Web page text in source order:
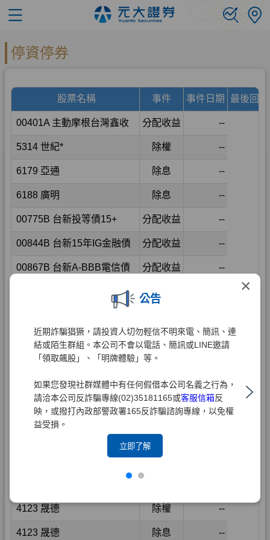
×
公告
近期詐騙猖獗，請投資人切勿輕信不明來電、簡訊、連
結或陌生群組。本公司不會以電話、簡訊或LINE邀請
「領取飆股」、「明牌體驗」等。
如果您發現社群媒體中有任何假借本公司名義之行為，
請洽本公司反詐騙專線(02)35181165或客服信箱反
映，或撥打內政部警政署165反詐騙諮詢專線，以免權
益受損。
立即了解